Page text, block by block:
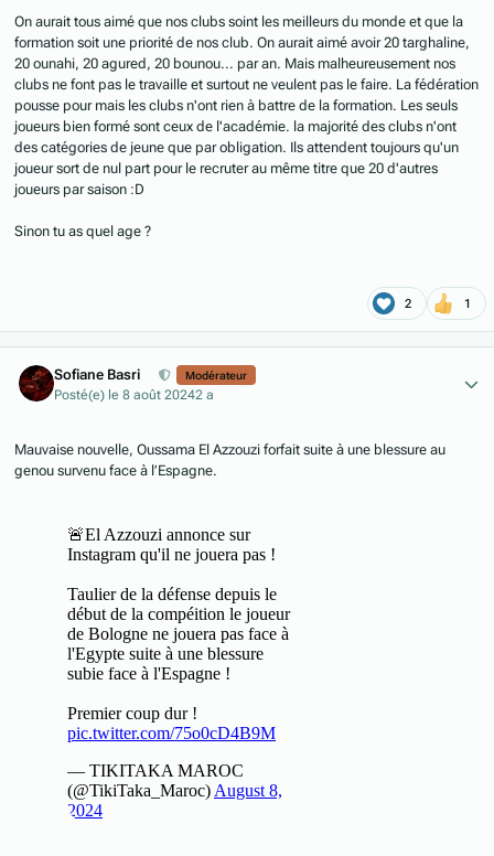
On aurait tous aimé que nos clubs soint les meilleurs du monde et que la
formation soit une priorité de nos club. On aurait aimé avoir 20 targhaline,
20 ounahi, 20 agured, 20 bounou... par an. Mais malheureusement nos
clubs ne font pas le travaille et surtout ne veulent pas le faire. La fédération
pousse pour mais les clubs n'ont rien à battre de la formation. Les seuls
joueurs bien formé sont ceux de l'académie. la majorité des clubs n'ont
des catégories de jeune que par obligation. Ils attendent toujours qu'un
joueur sort de nul part pour le recruter au même titre que 20 d'autres
joueurs par saison :D
Sinon tu as quel age ?
2 1
Sofiane Basri Modérateur
Posté(e) le 8 août 20242 a
Mauvaise nouvelle, Oussama El Azzouzi forfait suite à une blessure au
genou survenu face à l’Espagne.